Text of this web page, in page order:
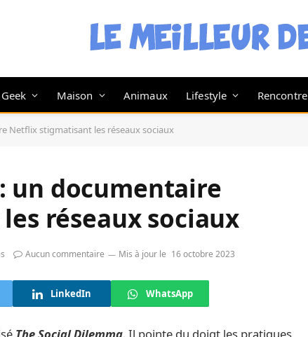
Maison Animaux Lifestyle Rencontre
Netflix stigmatisant les réseaux sociaux
un documentaire
réseaux sociaux
Aucun commentaire Mis à jour le 16 octobre 2023
LinkedIn WhatsApp